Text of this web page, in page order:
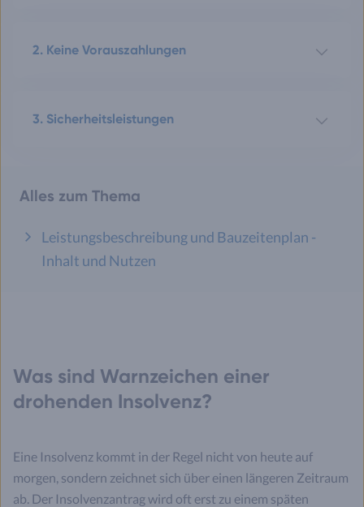
2. Keine Vorauszahlungen
3. Sicherheitsleistungen
Alles zum Thema
Leistungsbeschreibung und Bauzeitenplan -
Inhalt und Nutzen
Was sind Warnzeichen einer
drohenden Insolvenz?
Eine Insolvenz kommt in der Regel nicht von heute auf
morgen, sondern zeichnet sich über einen längeren Zeitraum
ab. Der Insolvenzantrag wird oft erst zu einem späten